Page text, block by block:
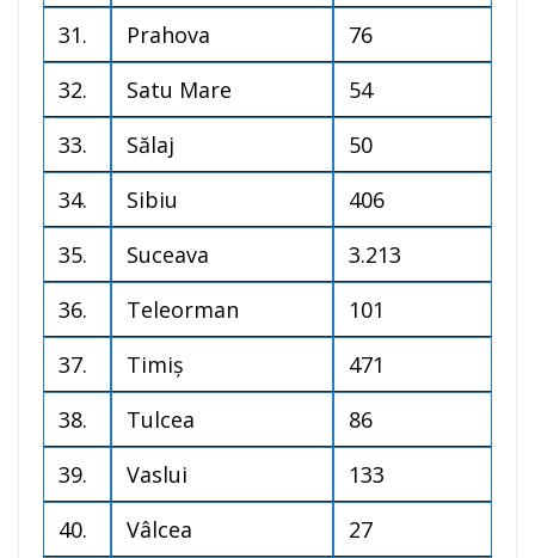
31.
Prahova
76
32.
Satu Mare
54
33.
Sălaj
50
34.
Sibiu
406
35.
Suceava
3.213
36.
Teleorman
101
37.
Timiș
471
38.
Tulcea
86
39.
Vaslui
133
40.
Vâlcea
27